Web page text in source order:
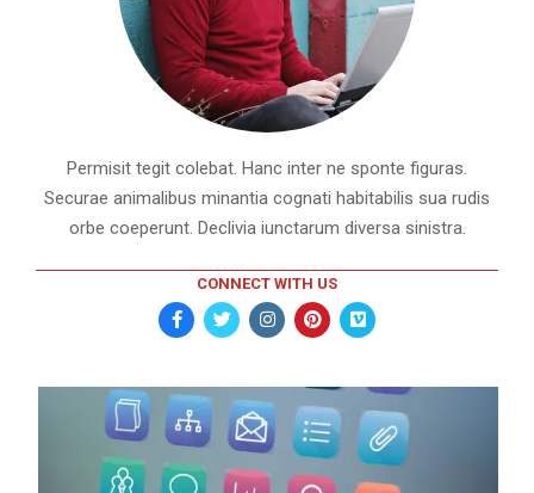
Permisit tegit colebat. Hanc inter ne sponte figuras.
Securae animalibus minantia cognati habitabilis sua rudis
orbe coeperunt. Declivia iunctarum diversa sinistra.
CONNECT WITH US